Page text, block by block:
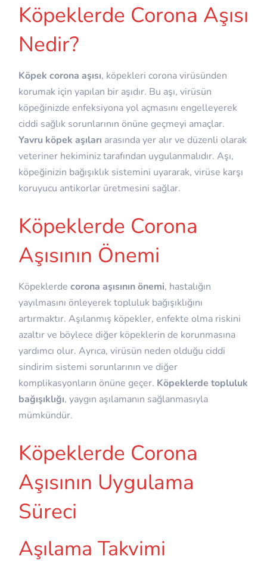
Köpeklerde Corona Aşısı
Nedir?
Köpek corona aşısı, köpekleri corona virüsünden
korumak için yapılan bir aşıdır. Bu aşı, virüsün
köpeğinizde enfeksiyona yol açmasını engelleyerek
ciddi sağlık sorunlarının önüne geçmeyi amaçlar.
Yavru köpek aşıları arasında yer alır ve düzenli olarak
veteriner hekiminiz tarafından uygulanmalıdır. Aşı,
köpeğinizin bağışıklık sistemini uyararak, virüse karşı
koruyucu antikorlar üretmesini sağlar.
Köpeklerde Corona
Aşısının Önemi
Köpeklerde corona aşısının önemi, hastalığın
yayılmasını önleyerek topluluk bağışıklığını
artırmaktır. Aşılanmış köpekler, enfekte olma riskini
azaltır ve böylece diğer köpeklerin de korunmasına
yardımcı olur. Ayrıca, virüsün neden olduğu ciddi
sindirim sistemi sorunlarının ve diğer
komplikasyonların önüne geçer. Köpeklerde topluluk
bağışıklığı, yaygın aşılamanın sağlanmasıyla
mümkündür.
Köpeklerde Corona
Aşısının Uygulama
Süreci
Aşılama Takvimi